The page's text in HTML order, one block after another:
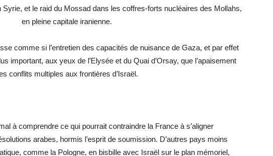
Syrie, et le raid du Mossad dans les coffres-forts nucléaires des Mollahs,
en pleine capitale iranienne.
comme si l’entretien des capacités de nuisance de Gaza, et par effet
important, aux yeux de l’Elysée et du Quai d’Orsay, que l’apaisement
conflits multiples aux frontières d’Israël.
à comprendre ce qui pourrait contraindre la France à s’aligner
arabes, hormis l’esprit de soumission. D’autres pays moins
comme la Pologne, en bisbille avec Israël sur le plan mémoriel,